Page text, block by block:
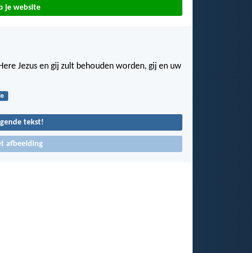
je website
Jezus en gij zult behouden worden, gij en uw
tekst!
afbeelding